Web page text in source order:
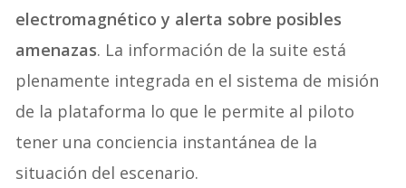
electromagnético y alerta sobre posibles
amenazas. La información de la suite está
plenamente integrada en el sistema de misión
de la plataforma lo que le permite al piloto
tener una conciencia instantánea de la
situación del escenario.